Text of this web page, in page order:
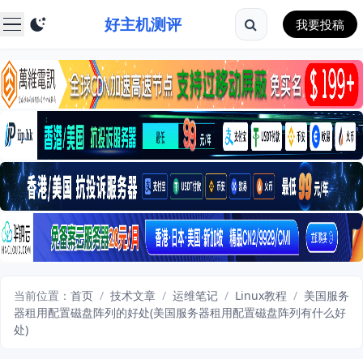
好主机测评 我要投稿
当前位置： 首页 / 技术文章 / 运维笔记 / Linux教程 / 美国服务
器租用配置磁盘阵列的好处(美国服务器租用配置磁盘阵列有什么好
处)